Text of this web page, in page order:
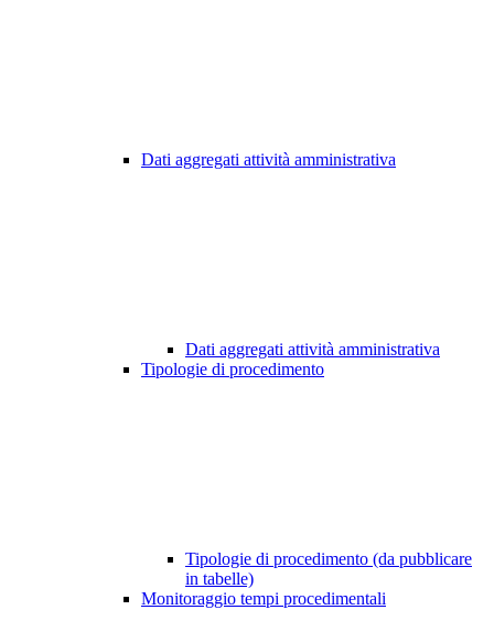
Dati aggregati attività amministrativa
Dati aggregati attività amministrativa
Tipologie di procedimento
Tipologie di procedimento (da pubblicare
in tabelle)
Monitoraggio tempi procedimentali